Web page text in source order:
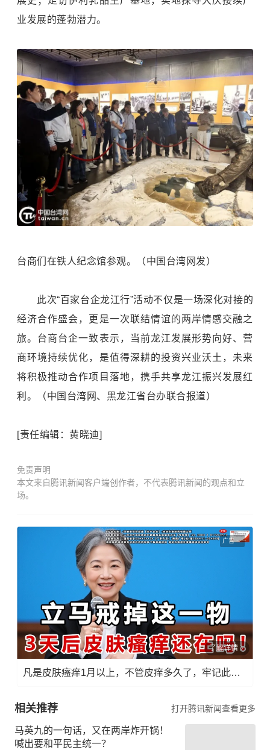
业发展的蓬勃潜力。
台商们在铁人纪念馆参观。（中国台湾网发）
此次“百家台企龙江行”活动不仅是一场深化对接的
经济合作盛会，更是一次联结情谊的两岸情感交融之
旅。台商台企一致表示，当前龙江发展形势向好、营
商环境持续优化，是值得深耕的投资兴业沃土，未来
将积极推动合作项目落地，携手共享龙江振兴发展红
利。（中国台湾网、黑龙江省台办联合报道）
[责任编辑：黄晓迪]
免责声明
本文来自腾讯新闻客户端创作者，不代表腾讯新闻的观点和立
场。
广告
了解详情
凡是皮肤瘙痒1月以上，不管皮痒多久了，牢记此法，快！准！狠！
相关推荐 打开腾讯新闻查看更多
马英九的一句话，又在两岸炸开锅！
喊出要和平民主统一？